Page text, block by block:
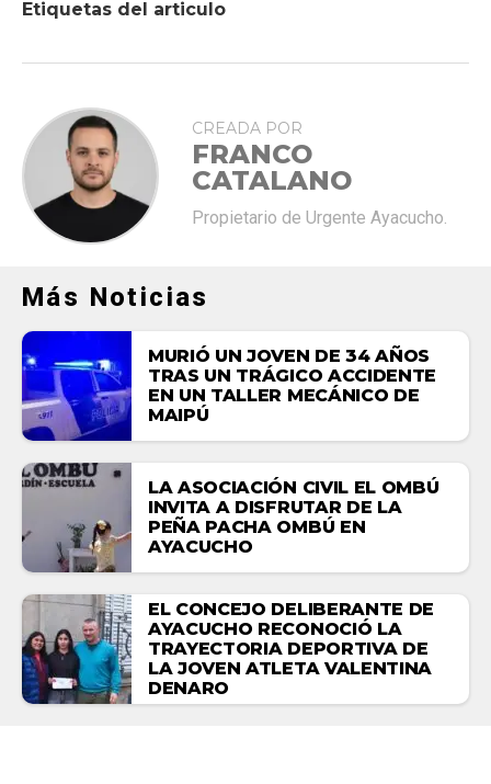
Etiquetas del articulo
CREADA POR
FRANCO
CATALANO
Propietario de Urgente Ayacucho.
Más Noticias
MURIÓ UN JOVEN DE 34 AÑOS
TRAS UN TRÁGICO ACCIDENTE
EN UN TALLER MECÁNICO DE
MAIPÚ
LA ASOCIACIÓN CIVIL EL OMBÚ
INVITA A DISFRUTAR DE LA
PEÑA PACHA OMBÚ EN
AYACUCHO
EL CONCEJO DELIBERANTE DE
AYACUCHO RECONOCIÓ LA
TRAYECTORIA DEPORTIVA DE
LA JOVEN ATLETA VALENTINA
DENARO